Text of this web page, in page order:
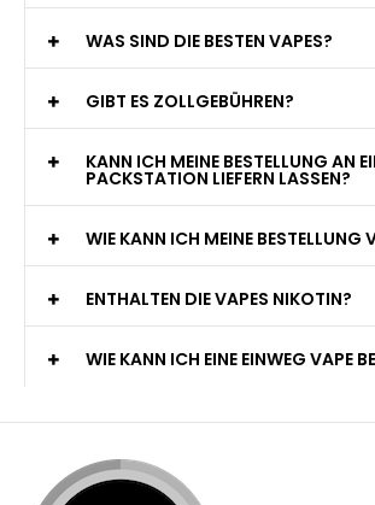
WAS SIND DIE BESTEN VAPES?
GIBT ES ZOLLGEBÜHREN?
KANN ICH MEINE BESTELLUNG AN
PACKSTATION LIEFERN LASSEN?
WIE KANN ICH MEINE BESTELLUNG
ENTHALTEN DIE VAPES NIKOTIN?
WIE KANN ICH EINE EINWEG VAPE